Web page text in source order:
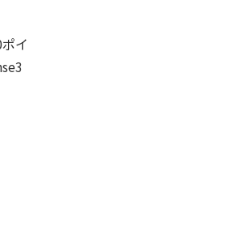
イ